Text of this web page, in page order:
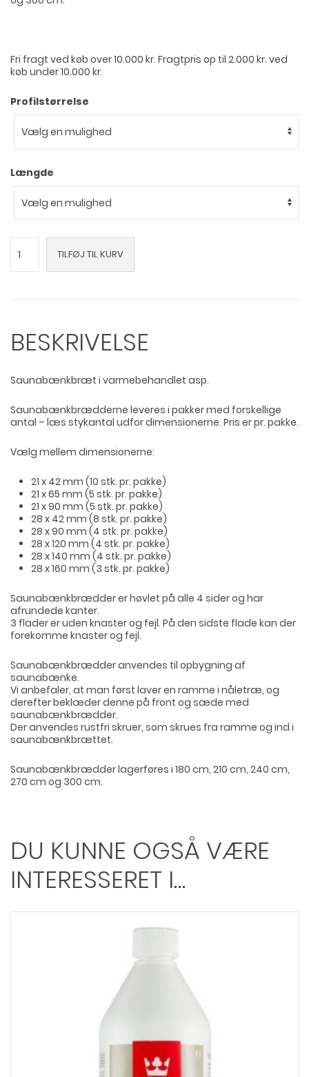
Fri fragt ved køb over 10.000 kr. Fragtpris op til 2.000 kr. ved
køb under 10.000 kr.
Profilstørrelse
Længde
saunabænkbrædder
i
TILFØJ TIL KURV
BESKRIVELSE
Saunabænkbræt i varmebehandlet asp.
Saunabænkbrædderne leveres i pakker med forskellige
antal – læs stykantal udfor dimensionerne. Pris er pr. pakke.
Vælg mellem dimensionerne:
21 x 42 mm (10 stk. pr. pakke)
21 x 65 mm (5 stk. pr. pakke)
21 x 90 mm (5 stk. pr. pakke)
28 x 42 mm (8 stk. pr. pakke)
28 x 90 mm (4 stk. pr. pakke)
28 x 120 mm (4 stk. pr. pakke)
28 x 140 mm (4 stk. pr. pakke)
28 x 160 mm (3 stk. pr. pakke)
Saunabænkbrædder er høvlet på alle 4 sider og har
afrundede kanter.
3 flader er uden knaster og fejl. På den sidste flade kan der
forekomme knaster og fejl.
Saunabænkbrædder anvendes til opbygning af
saunabænke.
Vi anbefaler, at man først laver en ramme i nåletræ, og
derefter beklæder denne på front og sæde med
saunabænkbrædder.
Der anvendes rustfri skruer, som skrues fra ramme og ind i
saunabænkbrættet.
Saunabænkbrædder lagerføres i 180 cm, 210 cm, 240 cm,
270 cm og 300 cm.
DU KUNNE OGSÅ VÆRE
INTERESSERET I…